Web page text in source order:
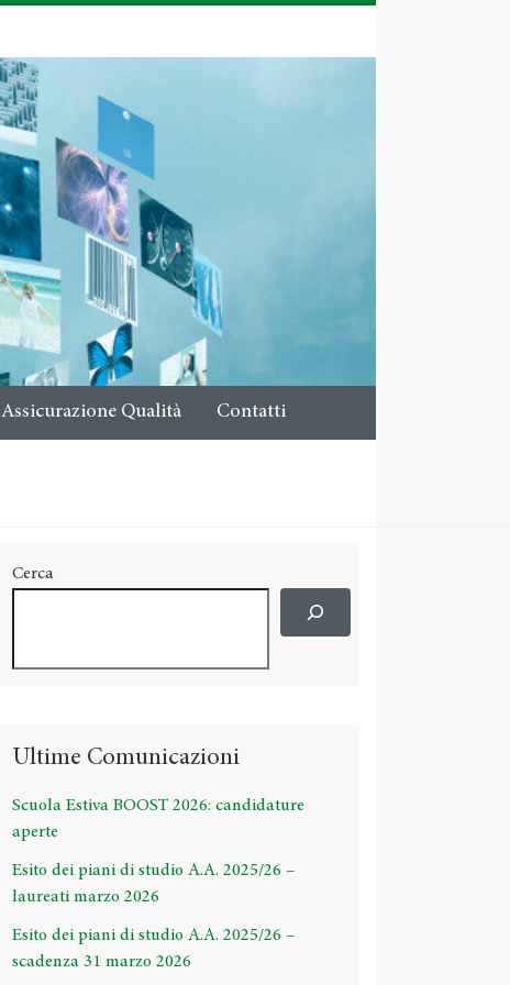
Assicurazione Qualità Contatti
Cerca
Ultime Comunicazioni
Scuola Estiva BOOST 2026: candidature
aperte
Esito dei piani di studio A.A. 2025/26 –
laureati marzo 2026
Esito dei piani di studio A.A. 2025/26 –
scadenza 31 marzo 2026